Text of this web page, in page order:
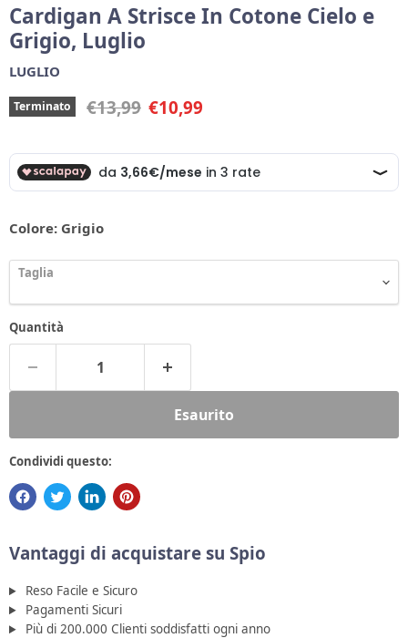
Cardigan A Strisce In Cotone Cielo e
Grigio, Luglio
LUGLIO
Terminato Prezzo originale
€13,99 Prezzo corrente
€10,99
Colore: Grigio
Taglia
Quantità
Esaurito
Condividi questo:
Vantaggi di acquistare su Spio
Reso Facile e Sicuro
Pagamenti Sicuri
Più di 200.000 Clienti soddisfatti ogni anno